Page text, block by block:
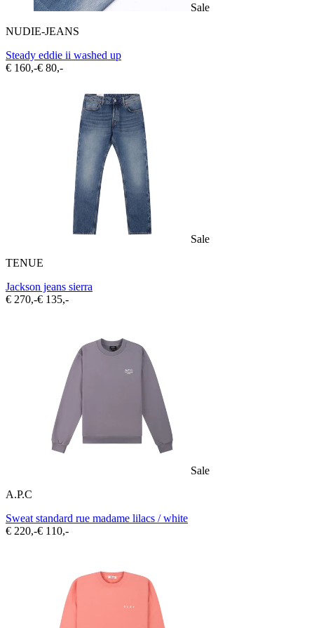
Sale
NUDIE-JEANS
Steady eddie ii washed up
€ 160,-€ 80,-
Sale
TENUE
Jackson jeans sierra
€ 270,-€ 135,-
Sale
A.P.C
Sweat standard rue madame lilacs / white
€ 220,-€ 110,-